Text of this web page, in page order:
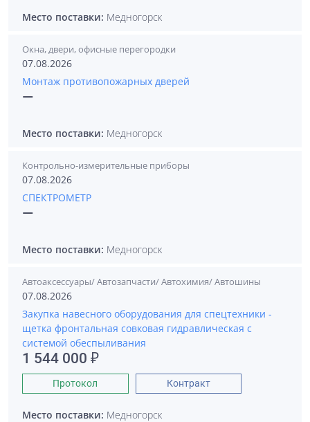
Место поставки: Медногорск
Окна, двери, офисные перегородки
07.08.2026
Монтаж противопожарных дверей
—
Место поставки: Медногорск
Контрольно-измерительные приборы
07.08.2026
СПЕКТРОМЕТР
—
Место поставки: Медногорск
Автоаксессуары/ Автозапчасти/ Автохимия/ Автошины
07.08.2026
Закупка навесного оборудования для спецтехники -
щетка фронтальная совковая гидравлическая с
системой обеспыливания
1 544 000 ₽
Протокол Контракт
Место поставки: Медногорск